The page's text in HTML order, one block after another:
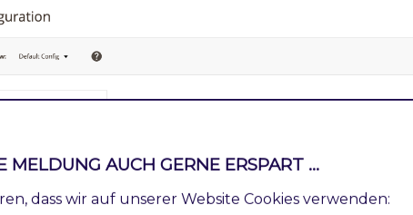
AUCH GERNE ERSPART ...
dass wir auf unserer Website Cookies verwenden: